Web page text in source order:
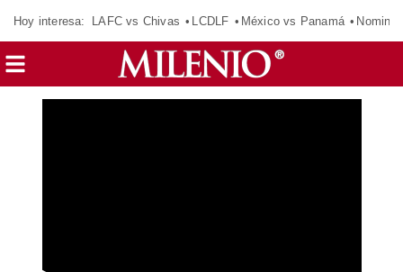
Hoy interesa: LAFC vs Chivas LCDLF México vs Panamá